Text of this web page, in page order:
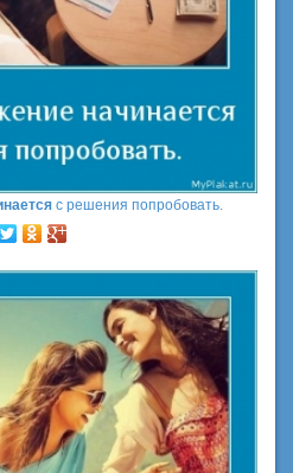
с решения попробовать.